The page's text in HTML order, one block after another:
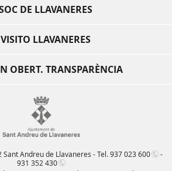
DE LLAVANERES
VISITO LLAVANERES
OBERT. TRANSPARÈNCIA
Sant Andreu de Llavaneres - Tel.937 023 600
-
931 352 430